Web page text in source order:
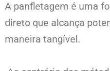
A panfletagem é uma
direto que alcança
maneira tangível.